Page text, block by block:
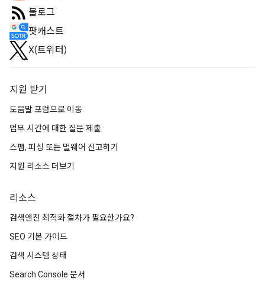
블로그
팟캐스트
X(트위터)
지원 받기
도움말 포럼으로 이동
업무 시간에 대한 질문 제출
스팸, 피싱 또는 멀웨어 신고하기
지원 리소스 더보기
리소스
검색엔진 최적화 절차가 필요한가요?
SEO 기본 가이드
검색 시스템 상태
Search Console 문서